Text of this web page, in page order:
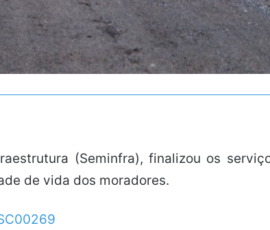
(Seminfra), finalizou os
de vida dos moradores.